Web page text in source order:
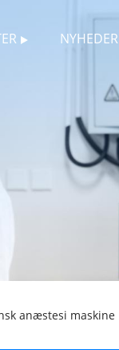
NYHEDER
anæstesi maskine